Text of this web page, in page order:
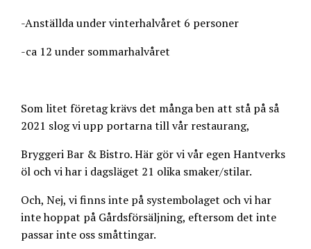
-Anställda under vinterhalvåret 6 personer
-ca 12 under sommarhalvåret
Som litet företag krävs det många ben att stå på så
2021 slog vi upp portarna till vår restaurang,
Bryggeri Bar & Bistro. Här gör vi vår egen Hantverks
öl och vi har i dagsläget 21 olika smaker/stilar.
Och, Nej, vi finns inte på systembolaget och vi har
inte hoppat på Gårdsförsäljning, eftersom det inte
passar inte oss småttingar.